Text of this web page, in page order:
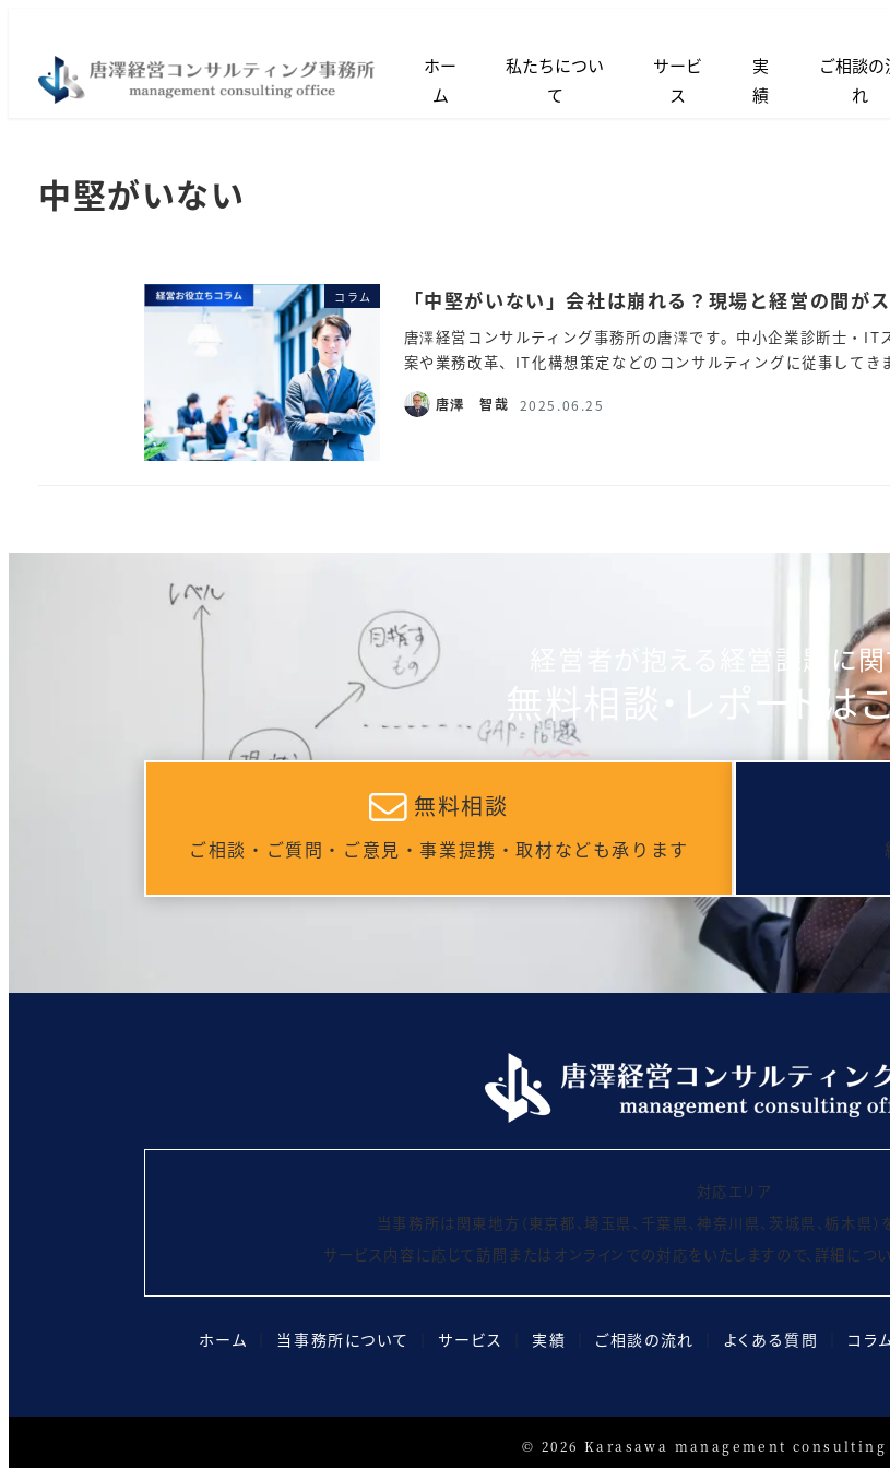
ホー
ム
私たちについ
て
サービ
ス
実
績
ご相談の
れ
中堅がいない
コラム 「中堅がいない」会社は崩れる？現場と経営の間が
唐澤経営コンサルティング事務所の唐澤です。中小企業診断士・
案や業務改革、IT化構想策定などのコンサルティングに従事して
唐澤 智哉 2025.06.25
経営者が抱える経営課題に
無料相談・レポートは
無料相談
ご相談・ご質問・ご意見・事業提携・取材なども承ります
対応エリア
当事務所は関東地方（東京都、埼玉県、千葉県、神奈川県、茨城県、栃木県
サービス内容に応じて訪問またはオンラインでの対応をいたしますので、詳細につ
ホーム 当事務所について サービス 実績 ご相談の流れ よくある質問 コラ
© 2026 Karasawa management